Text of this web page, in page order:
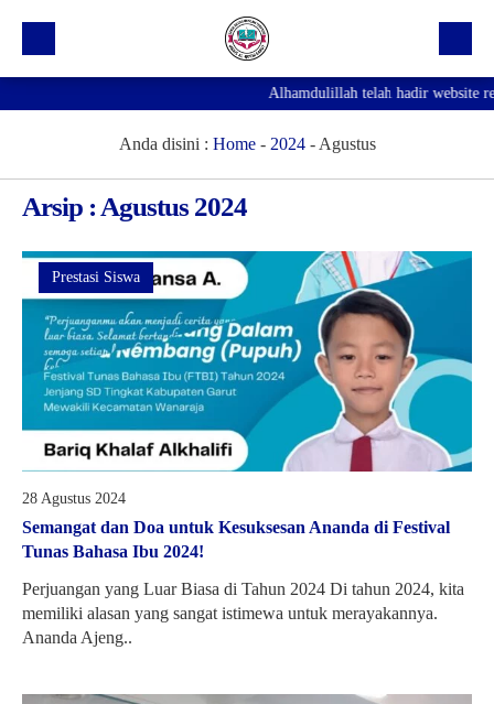
Profil Sekolah
Galeri
Kegiatan Ekskul
Pengumuman
Agenda
Hubungi Kami
Alhamdulillah telah hadir website
Anda disini : Home- 2024- Agustus
Arsip : Agustus 2024
Prestasi Siswa
28 Agustus 2024
Semangat dan Doa untuk Kesuksesan Ananda di Festival
Tunas Bahasa Ibu 2024!
Perjuangan yang Luar Biasa di Tahun 2024 Di tahun 2024, kita
memiliki alasan yang sangat istimewa untuk merayakannya.
Ananda Ajeng..